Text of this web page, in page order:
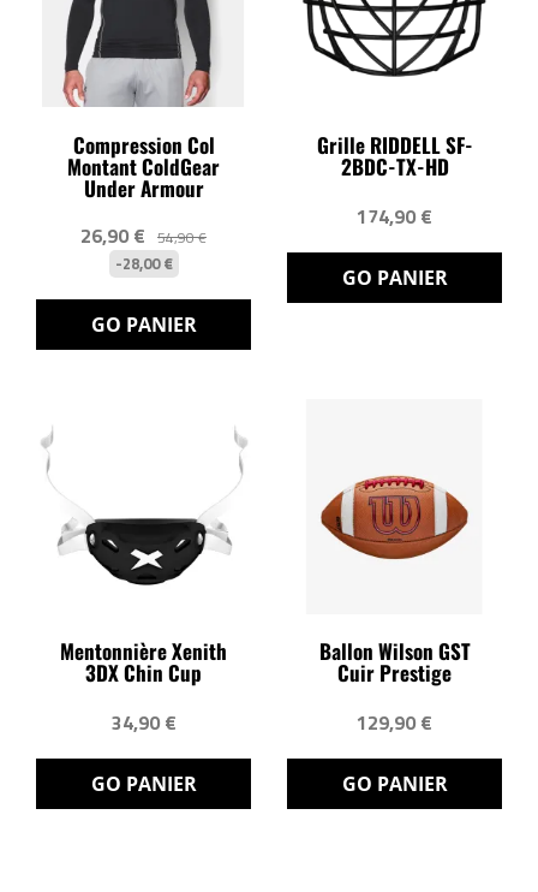
Compression Col
Montant ColdGear
Under Armour
26,90 € 54,90 €
-28,00 €
GO PANIER
Grille RIDDELL SF-
2BDC-TX-HD
174,90 €
GO PANIER
Mentonnière Xenith
3DX Chin Cup
34,90 €
GO PANIER
Ballon Wilson GST
Cuir Prestige
129,90 €
GO PANIER